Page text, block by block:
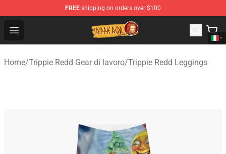
FREE shipping on orders over $100
Open menu
Trippie Redd Store - Official Trippie Redd Merchandise
Home/Trippie Redd Gear di lavoro/Trippie Redd Leggings